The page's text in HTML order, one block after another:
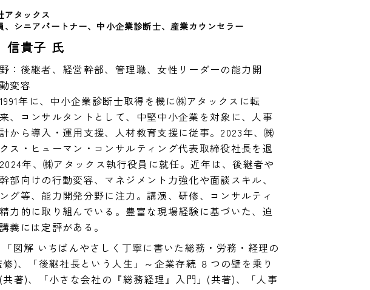
アタックス
、シニアパートナー、中小企業診断士、産業カウンセラー
貴子 氏
：後継者、経営幹部、管理職、女性リーダーの能力開
変容
年に、中小企業診断士取得を機に㈱アタックスに転
、コンサルタントとして、中堅中小企業を対象に、人事
から導入・運用支援、人材教育支援に従事。2023年、㈱
ス・ヒューマン・コンサルティング代表取締役社長を退
年、㈱アタックス執行役員に就任。近年は、後継者や
部向けの行動変容、マネジメント力強化や面談スキル、
グ等、能力開発分野に注力。講演、研修、コンサルティ
力的に取り組んでいる。豊富な現場経験に基づいた、迫
図解 いちばんやさしく丁寧に書いた総務・労務・経理の
)、「後継社長という人生」～企業存続 ８つの壁を乗り
共著)、「小さな会社の『総務経理』入門」(共著)、「人事